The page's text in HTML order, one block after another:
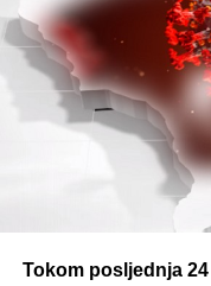
Tokom posljednja